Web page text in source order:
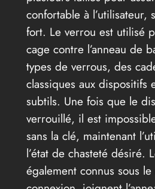
confortable à l’utilisateur,
fort. Le verrou est utilisé
cage contre l’anneau de
types de verrous, des
classiques aux dispositifs
subtils. Une fois que le
verrouillé, il est
sans la clé, maintenant
l’état de chasteté désiré.
également connus sous